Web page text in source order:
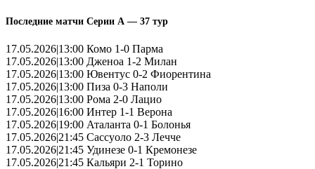
Последние матчи Серии А — 37 тур
17.05.2026|13:00 Комо 1-0 Парма
17.05.2026|13:00 Дженоа 1-2 Милан
17.05.2026|13:00 Ювентус 0-2 Фиорентина
17.05.2026|13:00 Пиза 0-3 Наполи
17.05.2026|13:00 Рома 2-0 Лацио
17.05.2026|16:00 Интер 1-1 Верона
17.05.2026|19:00 Аталанта 0-1 Болонья
17.05.2026|21:45 Сассуоло 2-3 Лечче
17.05.2026|21:45 Удинезе 0-1 Кремонезе
17.05.2026|21:45 Кальяри 2-1 Торино